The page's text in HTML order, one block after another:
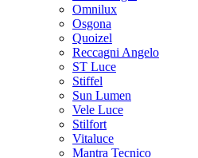
Omnilux
Osgona
Quoizel
Reccagni Angelo
ST Luce
Stiffel
Sun Lumen
Vele Luce
Stilfort
Vitaluce
Mantra Tecnico